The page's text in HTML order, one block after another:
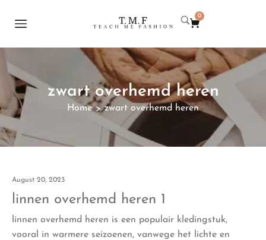
0
zwart overhemd heren
Home > zwart overhemd heren
August 20, 2023
linnen overhemd heren 1
linnen overhemd heren is een populair kledingstuk,
vooral in warmere seizoenen, vanwege het lichte en